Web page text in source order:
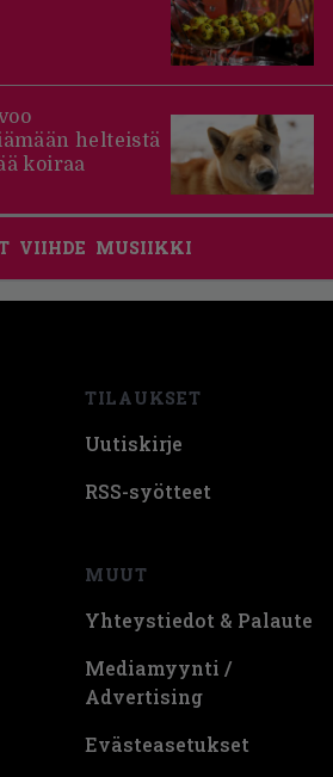
helteistä
koiraa
VIIHDE MUSIIKKI
TILAUKSET
Uutiskirje
RSS-syötteet
MUUT
Yhteystiedot & Palaute
Mediamyynti /
Advertising
Evästeasetukset